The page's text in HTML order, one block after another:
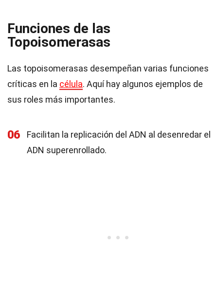
Funciones de las
Topoisomerasas
Las topoisomerasas desempeñan varias funciones
críticas en la célula. Aquí hay algunos ejemplos de
sus roles más importantes.
06
Facilitan la replicación del ADN al desenredar el
ADN superenrollado.